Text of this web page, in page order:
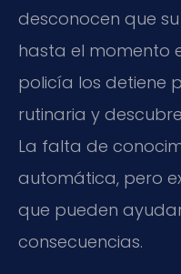
desconocen que
hasta el momento
policía los detiene
rutinaria y
La falta de
automática, pero
que pueden
consecuencias.